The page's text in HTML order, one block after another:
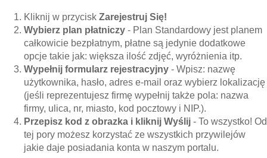
Kliknij w przycisk Zarejestruj Się!
Wybierz plan płatniczy - Plan Standardowy jest planem
całkowicie bezpłatnym, płatne są jedynie dodatkowe
opcje takie jak: większa ilość zdjęć, wyróżnienia itp.
Wypełnij formularz rejestracyjny - Wpisz: nazwę
użytkownika, hasło, adres e-mail oraz wybierz lokalizację
(jeśli reprezentujesz firmę wypełnij także pola: nazwa
firmy, ulica, nr, miasto, kod pocztowy i NIP.).
Przepisz kod z obrazka i kliknij Wyślij - To wszystko! Od
tej pory możesz korzystać ze wszystkich przywilejów
jakie daje posiadania konta w naszym portalu.